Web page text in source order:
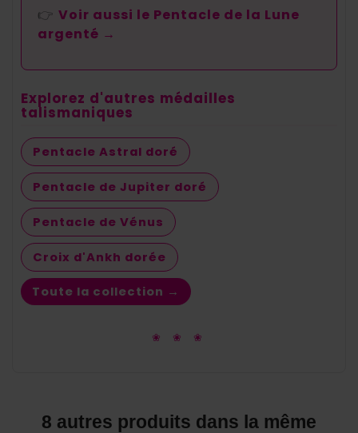
👉 Voir aussi le Pentacle de la Lune
argenté →
Explorez d'autres médailles
talismaniques
Pentacle Astral doré
Pentacle de Jupiter doré
Pentacle de Vénus
Croix d'Ankh dorée
Toute la collection →
❀ ❀ ❀
8 autres produits dans la même